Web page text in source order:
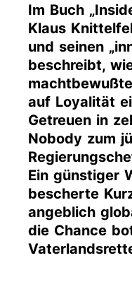
Im Buch
Klaus
und seinen
beschreibt,
auf Loyalität
Getreuen in
Nobody zum
Ein günstiger
bescherte
angeblich
die Chance